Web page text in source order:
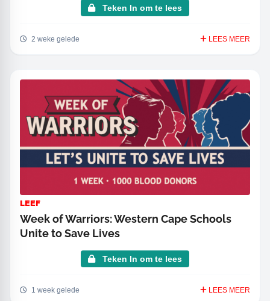
Teken In om te lees
2 weke gelede LEES MEER
LEEF
Week of Warriors: Western Cape Schools
Unite to Save Lives
Teken In om te lees
1 week gelede LEES MEER